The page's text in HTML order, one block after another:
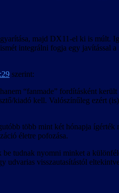
majd DX11-el ki is múlt.
integrálni fogja egy javítással
szerint:
“fanmade” fordításként
kiadó kell. Valószínűleg ezért
több mint két hónapja
életre pofozása.
tudnak nyomni minket a
udvarias visszautasítástól